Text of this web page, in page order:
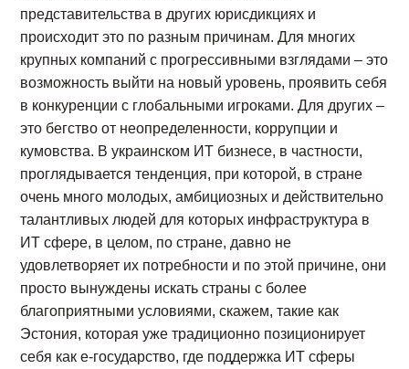
представительства в других юрисдикциях и
происходит это по разным причинам. Для многих
крупных компаний с прогрессивными взглядами – это
возможность выйти на новый уровень, проявить себя
в конкуренции с глобальными игроками. Для других –
это бегство от неопределенности, коррупции и
кумовства. В украинском ИТ бизнесе, в частности,
проглядывается тенденция, при которой, в стране
очень много молодых, амбициозных и действительно
талантливых людей для которых инфраструктура в
ИТ сфере, в целом, по стране, давно не
удовлетворяет их потребности и по этой причине, они
просто вынуждены искать страны с более
благоприятными условиями, скажем, такие как
Эстония, которая уже традиционно позиционирует
себя как e-государство, где поддержка ИТ сферы